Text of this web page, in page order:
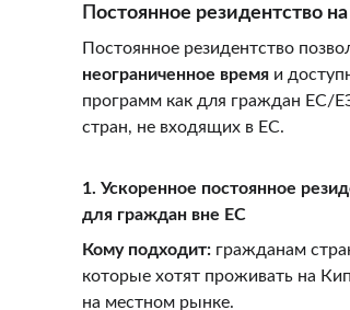
Постоянное резидентство
Постоянное резидентство
неограниченное время и
программ как для граждан ЕС/
стран, не входящих в ЕС.
1. Ускоренное постоянное
для граждан вне ЕС
Кому подходит: гражданам
которые хотят проживать на
на местном рынке.